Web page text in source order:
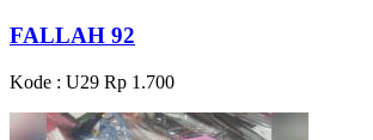
FALLAH 92
Kode : U29 Rp 1.700